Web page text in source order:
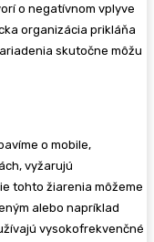
o negatívnom vplyve
organizácia prikláňa
skutočne môžu
o mobile,
vyžarujú
tohto žiarenia môžeme
alebo napríklad
vysokofrekvenčné